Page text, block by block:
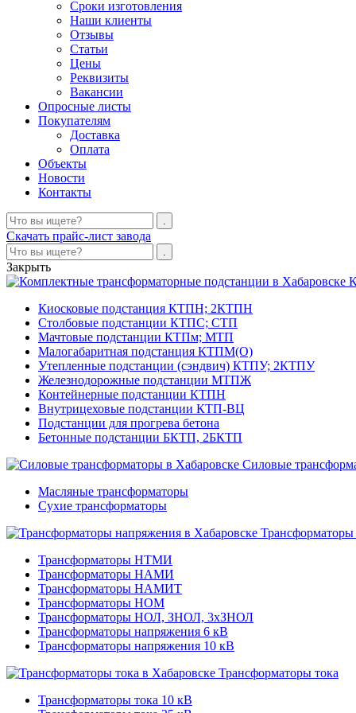
Сроки изготовления
Наши клиенты
Отзывы
Статьи
Цены
Реквизиты
Вакансии
Опросные листы
Покупателям
Доставка
Оплата
Объекты
Новости
Контакты
Скачать прайс-лист завода
Закрыть
Киосковые подстанция КТПН; 2КТПН
Столбовые подстанции КТПС; СТП
Мачтовые подстанции КТПм; МТП
Малогабаритная подстанция КТПМ(О)
Утепленные подстанции (сэндвич) КТПУ; 2КТПУ
Железнодорожные подстанции МТПЖ
Контейнерные подстанции КТПН
Внутрицеховые подстанции КТП-ВЦ
Подстанции для прогрева бетона
Бетонные подстанции БКТП, 2БКТП
Силовые
Масляные трансформаторы
Сухие трансформаторы
Трансформаторы НТМИ
Трансформаторы НАМИ
Трансформаторы НАМИТ
Трансформаторы НОМ
Трансформаторы НОЛ, ЗНОЛ, 3хЗНОЛ
Трансформаторы напряжения 6 кВ
Трансформаторы напряжения 10 кВ
Трансформаторы тока
Трансформаторы тока 10 кВ